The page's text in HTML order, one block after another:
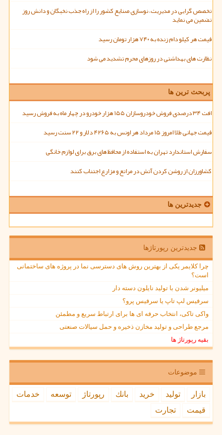
تخصص گرایی در مدیریت، نوسازی صنایع کشور را از راه جذب نخبگان و دانش روز
تضمین می نماید
قیمت هر کیلو دام زنده به ۷۴۰ هزار تومان رسید
نظارت های بهداشتی در روزهای محرم تشدید می شود
پربحث ترین ها
افت ۳۴ درصدی فروش خودروسازان ۱۵۵ هزار خودرو در چهار ماه به فروش رسید
قیمت جهانی طلا امروز ۱۵ مرداد هر اونس به ۴۲۶۵ دلار و ۲۲ سنت رسید
سفارش استاندارد تهران به استفاده از محافظ های برق برای لوازم خانگی
کشاورزان از روشن کردن آتش در مراتع و مزارع اجتناب کنند
جدیدترین ها
جدیدترین رپورتاژها
چرا کلایمر یکی از بهترین روش های دسترسی نما در پروژه های ساختمانی
است؟
میلیونر شدن با تولید نایلون دسته دار
سرفیس لپ تاپ یا سرفیس پرو؟
واکی تاکی، انتخاب حرفه ای ها برای ارتباط سریع و مطمئن
مرجع طراحی و تولید مخازن ذخیره و حمل سیالات صنعتی
بقیه رپورتاژ ها
موضوعات
بازار تولید خرید بانك رپورتاژ توسعه
خدمات
قیمت
تجارت